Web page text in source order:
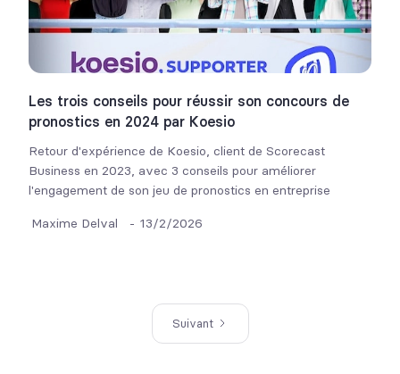
Les trois conseils pour réussir son concours de
pronostics en 2024 par Koesio
Retour d'expérience de Koesio, client de Scorecast
Business en 2023, avec 3 conseils pour améliorer
l'engagement de son jeu de pronostics en entreprise
Maxime Delval - 13/2/2026
Suivant